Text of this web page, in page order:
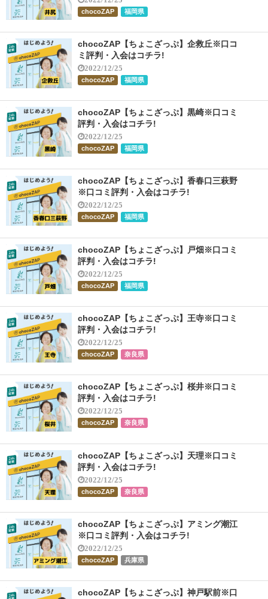
chocoZAP 福岡県
chocoZAP【ちょこざっぷ】企救丘※口コ
ミ評判・入会はコチラ!
2022/12/25
chocoZAP 福岡県
chocoZAP【ちょこざっぷ】黒崎※口コミ
評判・入会はコチラ!
2022/12/25
chocoZAP 福岡県
chocoZAP【ちょこざっぷ】香春口三萩野
※口コミ評判・入会はコチラ!
2022/12/25
chocoZAP 福岡県
chocoZAP【ちょこざっぷ】戸畑※口コミ
評判・入会はコチラ!
2022/12/25
chocoZAP 福岡県
chocoZAP【ちょこざっぷ】王寺※口コミ
評判・入会はコチラ!
2022/12/25
chocoZAP 奈良県
chocoZAP【ちょこざっぷ】桜井※口コミ
評判・入会はコチラ!
2022/12/25
chocoZAP 奈良県
chocoZAP【ちょこざっぷ】天理※口コミ
評判・入会はコチラ!
2022/12/25
chocoZAP 奈良県
chocoZAP【ちょこざっぷ】アミング潮江
※口コミ評判・入会はコチラ!
2022/12/25
chocoZAP 兵庫県
chocoZAP【ちょこざっぷ】神戸駅前※口